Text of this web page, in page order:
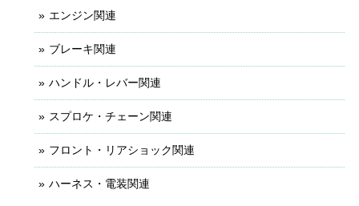
エンジン関連
ブレーキ関連
ハンドル・レバー関連
スプロケ・チェーン関連
フロント・リアショック関連
ハーネス・電装関連